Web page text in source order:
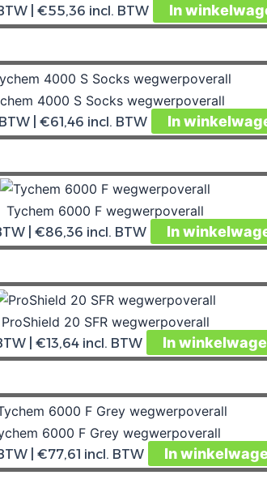
| €55,36 incl. BTW In
4000 S Socks wegwerpoverall
| €61,46 incl. BTW In
Tychem 6000 F wegwerpoverall
| €86,36 incl. BTW In
ProShield 20 SFR wegwerpoverall
| €13,64incl. BTW In
6000 F Grey wegwerpoverall
| €77,61 incl. BTW In